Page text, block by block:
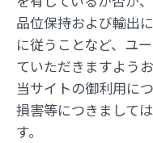
品位保持および輸出
に従うことなど、ユ
ていただきますよう
当サイトの御利用に
損害等につきまして
す。